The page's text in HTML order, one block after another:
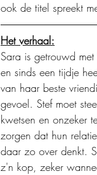
ook de titel spreekt
Het verhaal:
Sara is getrouwd
en sinds een tijdje
van haar beste
gevoel. Stef moet
kwetsen en onzeker
zorgen dat hun
daar zo over denkt.
z'n kop, zeker